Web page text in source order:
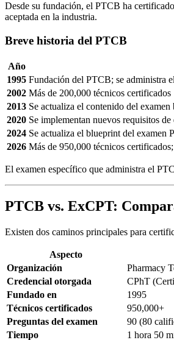
Desde su fundación, el PTCB ha
aceptada en la industria.
Breve historia del PTCB
Año
1995 Fundación del PTCB; se administra
2002 Más de 200,000 técnicos certificados
2013 Se actualiza el contenido del examen
2020 Se implementan nuevos requisitos
2024 Se actualiza el blueprint del examen
2026 Más de 950,000 técnicos
El examen específico que administra el
PTCB vs. ExCPT:
Existen dos caminos principales para
Aspecto
Organización
Pharmacy
Credencial otorgada
CPhT
Fundado en
1995
Técnicos certificados
950,000+
Preguntas del examen
90 (80
Tiempo
1 hora 50